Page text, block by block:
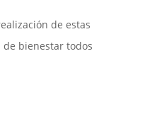
de estas
bienestar todos